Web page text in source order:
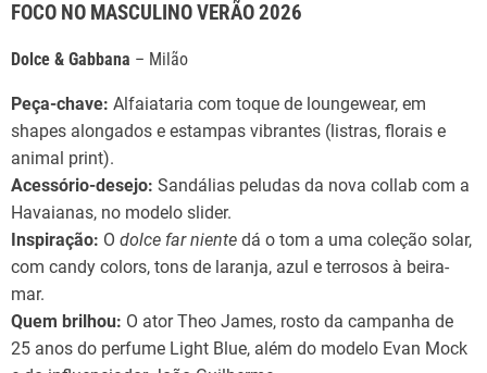
FOCO NO MASCULINO VERÃO 2026
Dolce & Gabbana – Milão
Peça-chave: Alfaiataria com toque de loungewear, em
shapes alongados e estampas vibrantes (listras, florais e
animal print).
Acessório-desejo: Sandálias peludas da nova collab com a
Havaianas, no modelo slider.
Inspiração: O dolce far niente dá o tom a uma coleção solar,
com candy colors, tons de laranja, azul e terrosos à beira-
mar.
Quem brilhou: O ator Theo James, rosto da campanha de
25 anos do perfume Light Blue, além do modelo Evan Mock